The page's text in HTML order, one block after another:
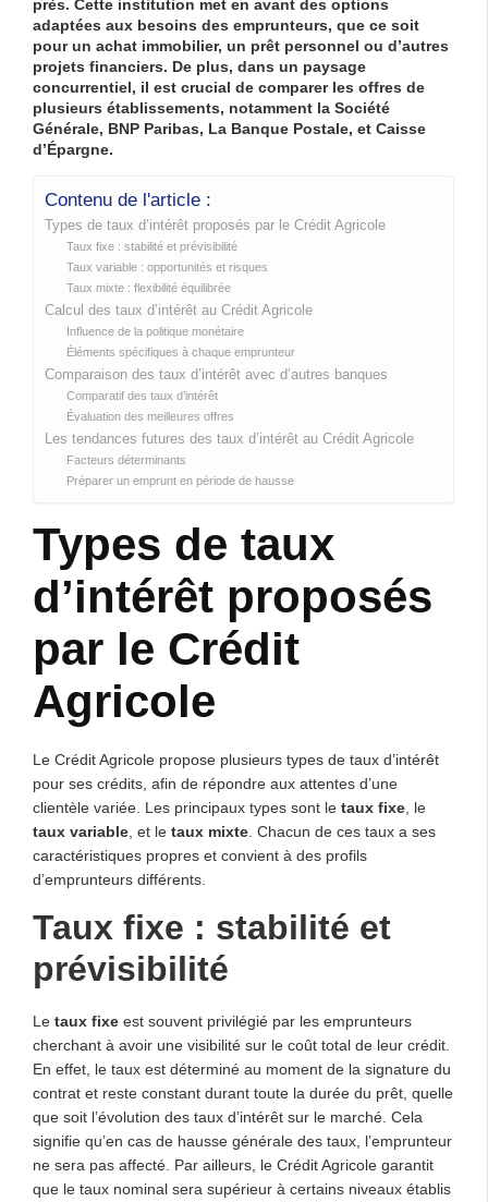
près. Cette institution met en avant des options
adaptées aux besoins des emprunteurs, que ce soit
pour un achat immobilier, un prêt personnel ou d’autres
projets financiers. De plus, dans un paysage
concurrentiel, il est crucial de comparer les offres de
plusieurs établissements, notamment la Société
Générale, BNP Paribas, La Banque Postale, et Caisse
d’Épargne.
Contenu de l'article :
Types de taux d’intérêt proposés par le Crédit Agricole
Taux fixe : stabilité et prévisibilité
Taux variable : opportunités et risques
Taux mixte : flexibilité équilibrée
Calcul des taux d’intérêt au Crédit Agricole
Influence de la politique monétaire
Éléments spécifiques à chaque emprunteur
Comparaison des taux d’intérêt avec d’autres banques
Comparatif des taux d’intérêt
Évaluation des meilleures offres
Les tendances futures des taux d’intérêt au Crédit Agricole
Facteurs déterminants
Préparer un emprunt en période de hausse
Types de taux
d’intérêt proposés
par le Crédit
Agricole
Le Crédit Agricole propose plusieurs types de taux d’intérêt
pour ses crédits, afin de répondre aux attentes d’une
clientèle variée. Les principaux types sont le taux fixe , le
taux variable , et le taux mixte . Chacun de ces taux a ses
caractéristiques propres et convient à des profils
d’emprunteurs différents.
Taux fixe : stabilité et
prévisibilité
Le taux fixe est souvent privilégié par les emprunteurs
cherchant à avoir une visibilité sur le coût total de leur crédit.
En effet, le taux est déterminé au moment de la signature du
contrat et reste constant durant toute la durée du prêt, quelle
que soit l’évolution des taux d’intérêt sur le marché. Cela
signifie qu’en cas de hausse générale des taux, l’emprunteur
ne sera pas affecté. Par ailleurs, le Crédit Agricole garantit
que le taux nominal sera supérieur à certains niveaux établis